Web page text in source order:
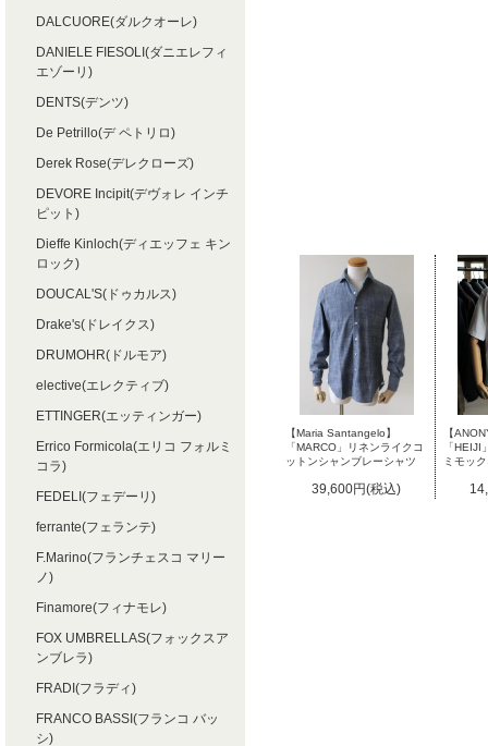
【Maria Santangelo】
「MARCO」リネンライクコ
ットンシャンブレーシャツ
39,600円(税込)
【
「HEIJI
ミモッ
DALCUORE(ダルクオーレ)
DANIELE FIESOLI(ダニエレフィ
エゾーリ)
DENTS(デンツ)
De Petrillo(デ ペトリロ)
Derek Rose(デレクローズ)
DEVORE Incipit(デヴォレ インチ
ピット)
Dieffe Kinloch(ディエッフェ キン
ロック)
DOUCAL'S(ドゥカルス)
Drake's(ドレイクス)
DRUMOHR(ドルモア)
elective(エレクティブ)
ETTINGER(エッティンガー)
Errico Formicola(エリコ フォルミ
コラ)
FEDELI(フェデーリ)
ferrante(フェランテ)
F.Marino(フランチェスコ マリー
ノ)
Finamore(フィナモレ)
FOX UMBRELLAS(フォックスア
ンブレラ)
FRADI(フラディ)
FRANCO BASSI(フランコ バッ
シ)